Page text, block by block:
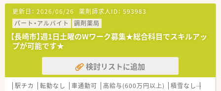
【募集背景と求める人物像について】
■今回は、常勤薬剤師1名の退職に伴う欠員補充が目的であり、
即戦力として活躍できる方を募集します。
■調剤薬局での実務経験が1年以上あり、患者様やスタッフと円
滑なコミュニケーションが取れる方を求めています。
■地域医療に貢献したいという想いを持ち、患者様一人ひとりに
寄り添った丁寧な対応ができる方を歓迎します。
【法人特徴について】
■調剤薬局の運営に加え、OTCや日用品も取り扱い、地域住民の
更新日： 2026/06/26 薬剤師求人ID： 593983
パート・アルバイト
調剤薬局
【長崎市】週1日土曜のWワーク募集★総合科目でスキルアッ
プが可能です★
検討リストに追加
駅チカ 転勤なし 車通勤可 高給与(600万円以上) 積雪なし